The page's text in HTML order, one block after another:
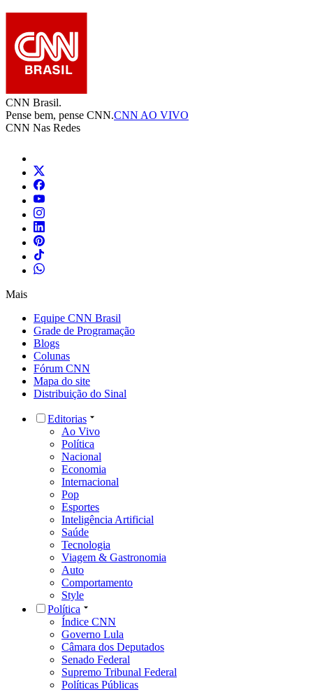
CNN Brasil.
Pense bem, pense CNN.CNN AO VIVO
CNN Nas Redes
Mais
Equipe CNN Brasil
Grade de Programação
Blogs
Colunas
Fórum CNN
Mapa do site
Distribuição do Sinal
Editorias
Ao Vivo
Política
Nacional
Economia
Internacional
Pop
Esportes
Inteligência Artificial
Saúde
Tecnologia
Viagem & Gastronomia
Auto
Comportamento
Style
Política
Índice CNN
Governo Lula
Câmara dos Deputados
Senado Federal
Supremo Tribunal Federal
Políticas Públicas